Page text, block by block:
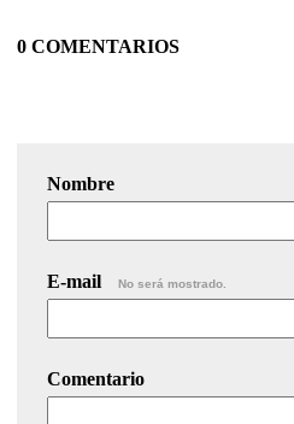
0 COMENTARIOS
Nombre
E-mail No será mostrado.
Comentario